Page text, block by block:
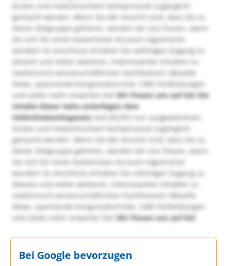
Ärzten und medizinischem Fachpersonal zugänglich
gemacht werden. Wenn Sie der Ansicht sind, dass Sie zu
dieser Zielgruppe gehören, würden wir uns freuen, wenn
Sie sich für einen kostenlosen Account registrieren
würden! Im Anschluss erhalten Sie sofortigen Zugang zu
diesem und vielen weiteren, interessanten Inhalten zu
medizinisch-wissenschaftlichen Fachthemen! Aktuelle
News, spannende Kongressberichte, CME-Fortbildungen
und vieles mehr erwarten Sie!Wir freuen uns auf Sie! Die
Inhalte dieser Seite unterliegen dem
Heilmittelwerbegesetzund dürfen nur ausgewiesenen
Ärzten und medizinischem Fachpersonal zugänglich
gemacht werden. Wenn Sie der Ansicht sind, dass Sie zu
dieser Zielgruppe gehören, würden wir uns freuen, wenn
Sie sich für einen kostenlosen Account registrieren
würden! Im Anschluss erhalten Sie sofortigen Zugang zu
diesem und vielen weiteren, interessanten Inhalten zu
medizinisch-wissenschaftlichen Fachthemen! Aktuelle
News, spannende Kongressberichte, CME-Fortbildungen
und vieles mehr erwarten Sie!Wir freuen uns auf Sie!
Bei Google bevorzugen